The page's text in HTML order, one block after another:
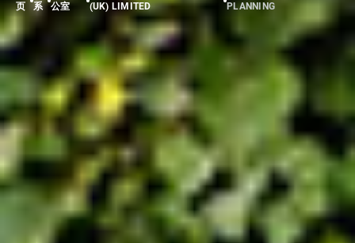
关于我们
财富管理
资产管理
页
系
公室
(UK) LIMITED
PLANNING